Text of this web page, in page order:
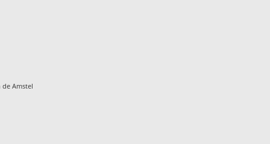
Amstel